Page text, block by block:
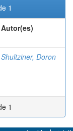
1
Autor(es)
Shultziner, Doron
1